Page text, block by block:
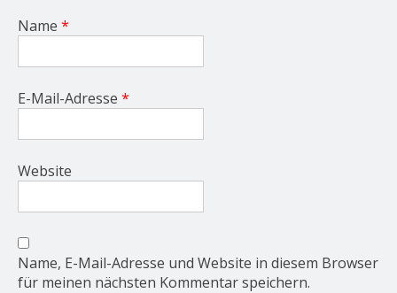
Name *
E-Mail-Adresse *
Website
Name, E-Mail-Adresse und Website in diesem Browser
für meinen nächsten Kommentar speichern.